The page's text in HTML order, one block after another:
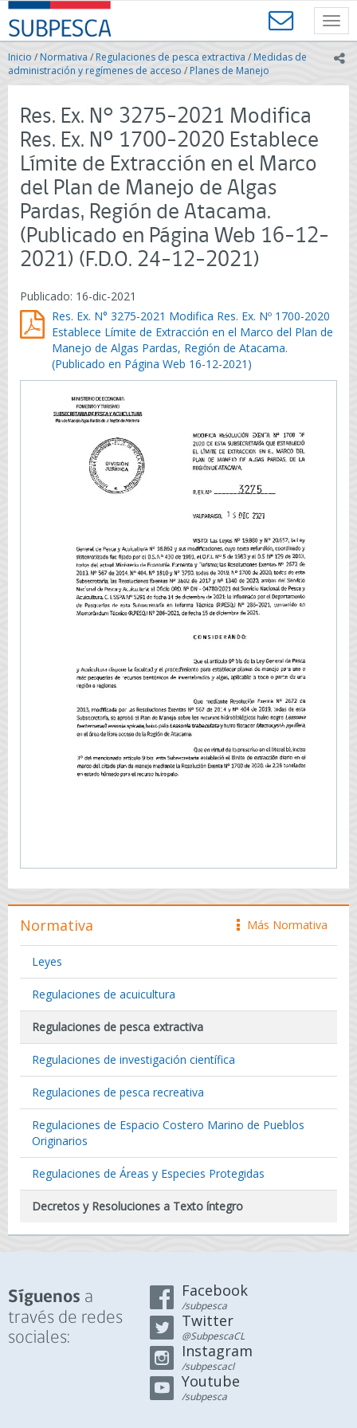
Contenido
principal
SUBPESCA
-
Subsecretaría
de
Pesca
Acuicultura
Gobierno
Chile
Inicio /Normativa / Regulaciones de pesca extractiva / Medidas de
administración y regímenes de acceso / Planes de Manejo
Res. Ex. N° 3275-2021 Modifica
Res. Ex. Nº 1700-2020 Establece
Límite de Extracción en el Marco
del Plan de Manejo de Algas
Pardas, Región de Atacama.
(Publicado en Página Web 16-12-
2021) (F.D.O. 24-12-2021)
Publicado: 16-dic-2021
Res. Ex. N° 3275-2021 Modifica Res. Ex. Nº 1700-2020
Establece Límite de Extracción en el Marco del Plan de
Manejo de Algas Pardas, Región de Atacama.
(Publicado en Página Web 16-12-2021)
icono
Más Normativa
Normativa
Leyes
Regulaciones de acuicultura
Regulaciones de pesca extractiva
Regulaciones de investigación científica
Regulaciones de pesca recreativa
Regulaciones de Espacio Costero Marino de Pueblos
Originarios
Regulaciones de Áreas y Especies Protegidas
Decretos y Resoluciones a Texto íntegro
Síguenos a
través de redes
sociales:
Facebook
/subpesca
Twitter
@SubpescaCL
Instagram
/subpescacl
Youtube
/subpesca